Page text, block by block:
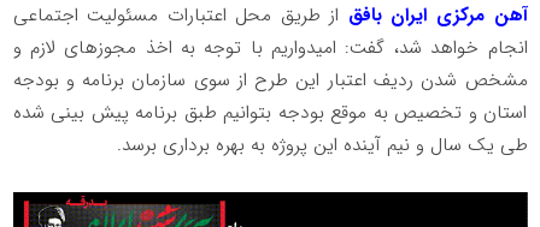
آهن مرکزی ایران بافق از طریق محل اعتبارات مسئولیت اجتماعی
انجام خواهد شد، گفت: امیدواریم با توجه به اخذ مجوزهای لازم و
مشخص شدن ردیف اعتبار این طرح از سوی سازمان برنامه و بودجه
استان و تخصیص به موقع بودجه بتوانیم طبق برنامه پیش بینی شده
طی یک سال و نیم آینده این پروژه به بهره برداری برسد.